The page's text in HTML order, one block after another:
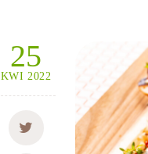
25
KWI 2022